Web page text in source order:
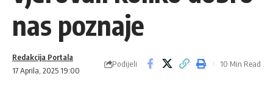
nas poznaje
17 Aprila, 2025 19:00
Redakcija Portala
Podijeli 10 Min Read